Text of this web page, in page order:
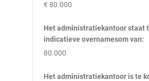
€ 80.000
Het administratiekantoor staat
indicatieve overnamesom van:
80.000
Het administratiekantoor is te